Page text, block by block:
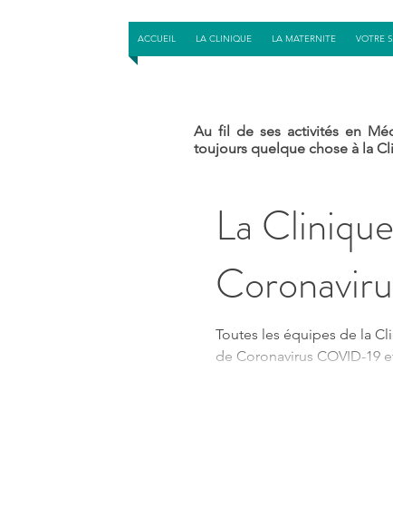
ACCUEIL LA CLINIQUE LA MATERNITE VOTRE
Au fil de ses activités en
toujours quelque chose à la
La
Toutes les équipes de la
de Coronavirus COVID-19